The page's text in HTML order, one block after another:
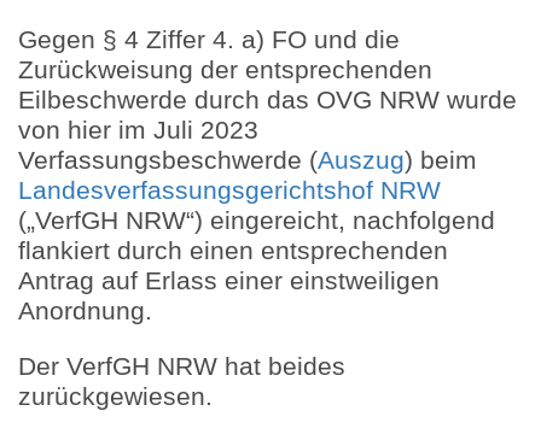
Gegen § 4 Ziffer 4. a) FO und die
Zurückweisung der entsprechenden
Eilbeschwerde durch das OVG NRW wurde
von hier im Juli 2023
Verfassungsbeschwerde (Auszug) beim
Landesverfassungsgerichtshof NRW
(„VerfGH NRW“) eingereicht, nachfolgend
flankiert durch einen entsprechenden
Antrag auf Erlass einer einstweiligen
Anordnung.
Der VerfGH NRW hat beides
zurückgewiesen.